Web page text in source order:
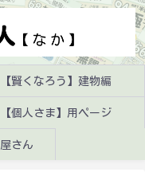
【賢くなろう】建物編
【個人さま】用ページ
さん